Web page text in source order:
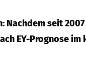
Nachdem seit
EY-Prognose im